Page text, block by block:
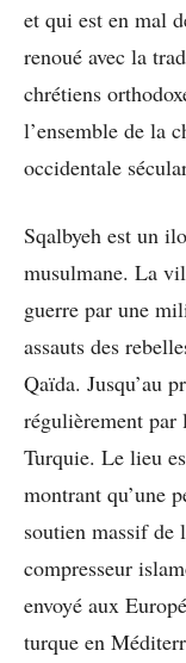
et qui est en mal
renoué avec la
chrétiens
l’ensemble de la
occidentale
Sqalbyeh est un
musulmane. La
guerre par une
assauts des
Qaïda. Jusqu’au
régulièrement par
Turquie. Le lieu
montrant qu’une
soutien massif de
compresseur
envoyé aux
turque en